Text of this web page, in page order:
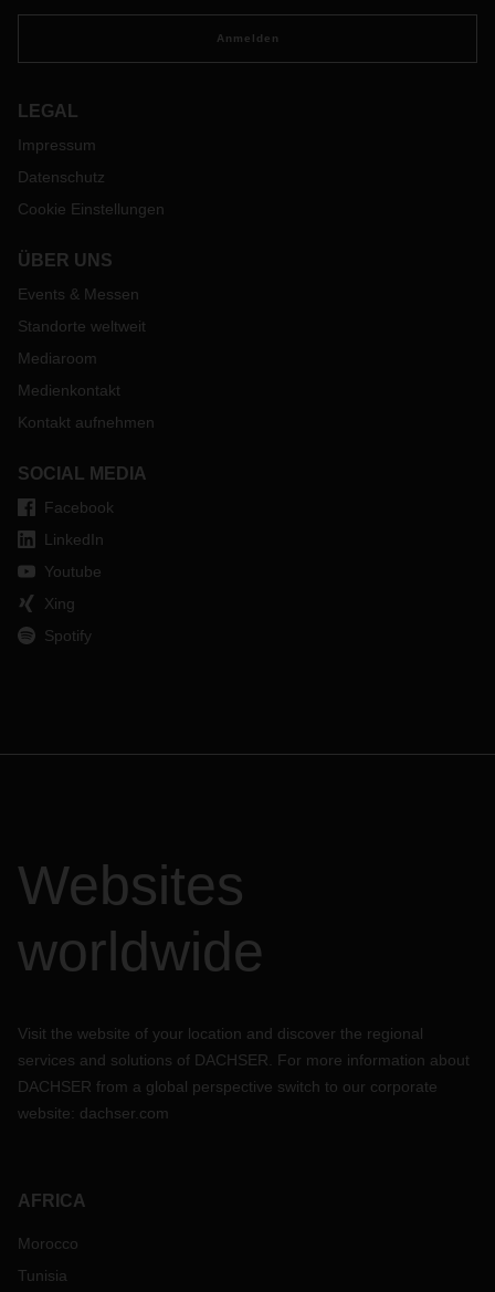
Anmelden
LEGAL
Impressum
Datenschutz
Cookie Einstellungen
ÜBER UNS
Events & Messen
Standorte weltweit
Mediaroom
Medienkontakt
Kontakt aufnehmen
SOCIAL MEDIA
Facebook
LinkedIn
Youtube
Xing
Spotify
Websites
worldwide
Visit the website of your location and discover the regional
services and solutions of DACHSER. For more information about
DACHSER from a global perspective switch to our corporate
website: dachser.com
AFRICA
Morocco
Tunisia